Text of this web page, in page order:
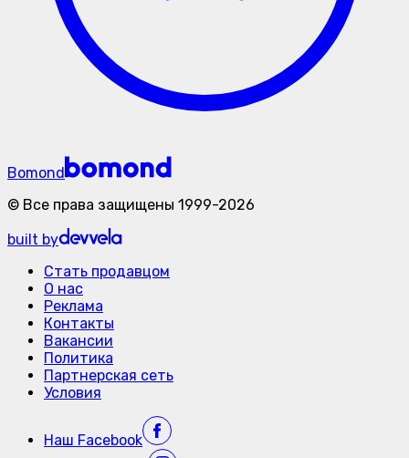
Bomond
© Все права защищены 1999-2026
built by
Стать продавцом
О нас
Реклама
Контакты
Вакансии
Политика
Партнерская сеть
Условия
Наш Facebook